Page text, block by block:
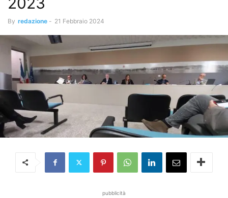
By redazione - 21 Febbraio 2024
pubblicità